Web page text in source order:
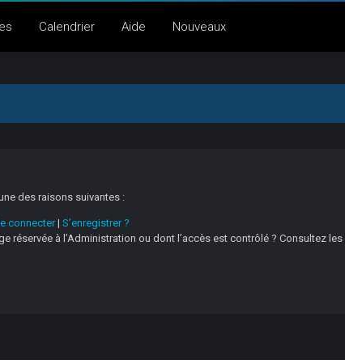
Calendrier Aide Nouveaux
des raisons suivantes :
connecter| S’enregistrer ?
réservée à l’Administration ou dont l’accès est contrôlé ? Consultez